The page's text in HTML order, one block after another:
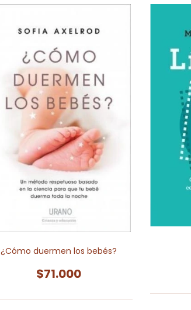
¿Cómo duermen los bebés?
$71.000